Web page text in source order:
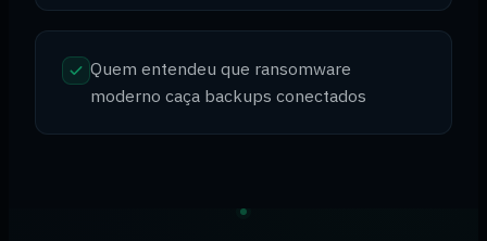
Quem entendeu que ransomware
moderno caça backups conectados